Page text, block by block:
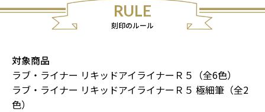
RULE
刻印のルール
対象商品
ラブ・ライナー リキッドアイライナーＲ５（全6色）
ラブ・ライナー リキッドアイライナーＲ５ 極細筆（全2
色）